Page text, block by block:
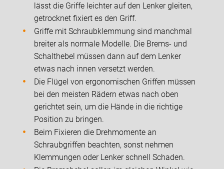
lässt die Griffe leichter auf den Lenker gleiten,
getrocknet fixiert es den Griff.
Griffe mit Schraubklemmung sind manchmal
breiter als normale Modelle. Die Brems- und
Schalthebel müssen dann auf dem Lenker
etwas nach innen versetzt werden.
Die Flügel von ergonomischen Griffen müssen
bei den meisten Rädern etwas nach oben
gerichtet sein, um die Hände in die richtige
Position zu bringen.
Beim Fixieren die Drehmomente an
Schraubgriffen beachten, sonst nehmen
Klemmungen oder Lenker schnell Schaden.